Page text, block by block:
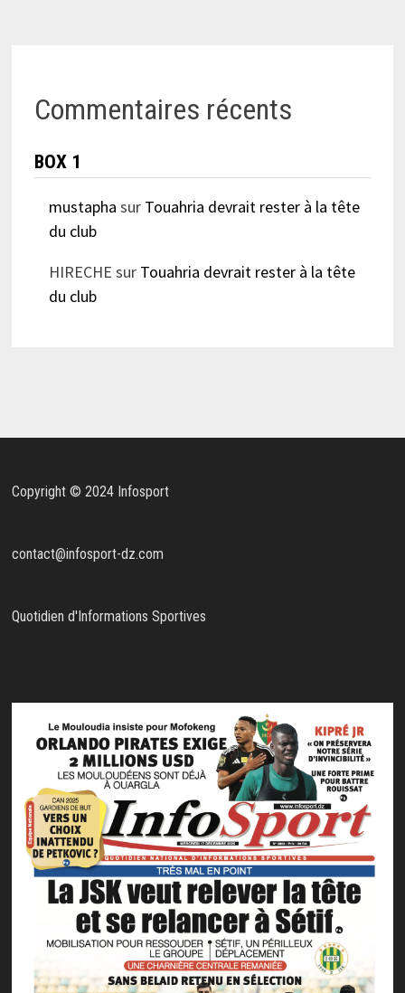
Commentaires récents
BOX 1
mustapha sur Touahria devrait rester à la tête
du club
HIRECHE sur Touahria devrait rester à la tête
du club
Copyright © 2024 Infosport
contact@infosport-dz.com
Quotidien d'Informations Sportives